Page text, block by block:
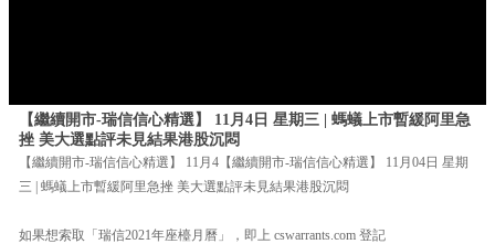
【繼續開市-瑞信信心精選】 11月4日 星期三 | 螞蟻上市暫緩阿里急
挫 美大選點評未見結果港股沉悶
【繼續開市-瑞信信心精選】 11月4【繼續開市-瑞信信心精選】 11月04日 星期
三 | 螞蟻上市暫緩阿里急挫 美大選點評未見結果港股沉悶
如果想索取「瑞信2021年座檯月曆」，即上 cswarrants.com 登記